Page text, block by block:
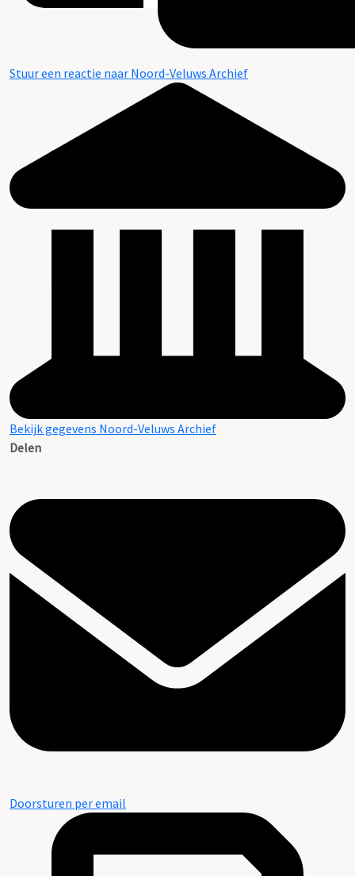
Stuur een reactie naar Noord-Veluws Archief
Bekijk gegevens Noord-Veluws Archief
Delen
Doorsturen per email